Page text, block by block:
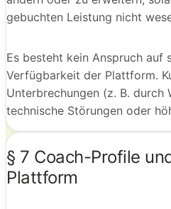
gebuchten Leistung nicht
Es besteht kein Anspruch auf
Verfügbarkeit der Plattform.
Unterbrechungen (z. B. durch
technische Störungen oder
§ 7 Coach-Profile
Plattform